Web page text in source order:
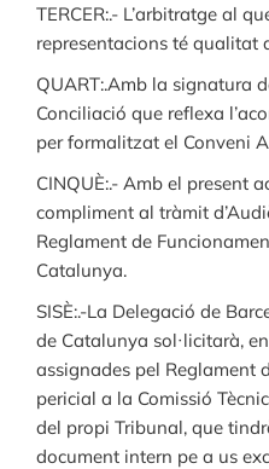
TERCER:.- L’arbitratge al
representacions té qualitat
QUART:.Amb la signatura
Conciliació que reflexa
per formalitzat el Conveni
CINQUÈ:.- Amb el present
compliment al tràmit
Reglament de
Catalunya.
SISÈ:.-La Delegació de
de Catalunya sol·licitarà,
assignades pel Reglament
pericial a la Comissió
del propi Tribunal, que
document intern pe a us